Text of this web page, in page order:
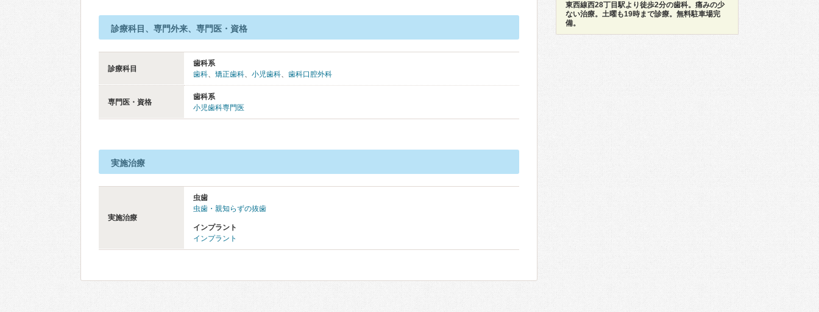
診療科目、専門外来、専門医・資格
診療科目
歯科系
歯科、 矯正歯科、 小児歯科、 歯科口腔外科
専門医・資格
歯科系
小児歯科専門医
実施治療
実施治療
虫歯
虫歯・親知らずの抜歯
インプラント
インプラント
東西線西28丁目駅より徒歩2分の歯科。痛みの少
ない治療。土曜も19時まで診療。無料駐車場完
備。